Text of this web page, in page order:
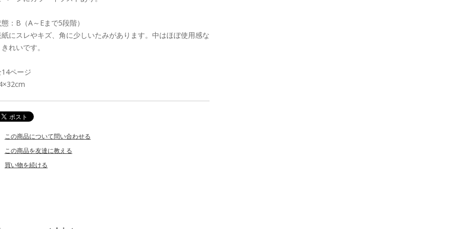
：B（A～Eまで5段階）
にスレやキズ、角に少しいたみがあります。中はほぼ使用感な
れいです。
ページ
この商品について問い合わせる
この商品を友達に教える
買い物を続ける